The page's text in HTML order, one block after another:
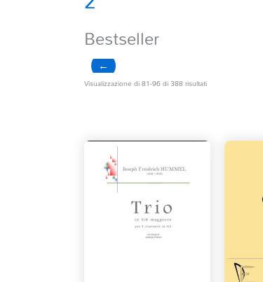
Bestseller
←
Visualizzazione di 81-96 di 388 risultatiOrdina
in